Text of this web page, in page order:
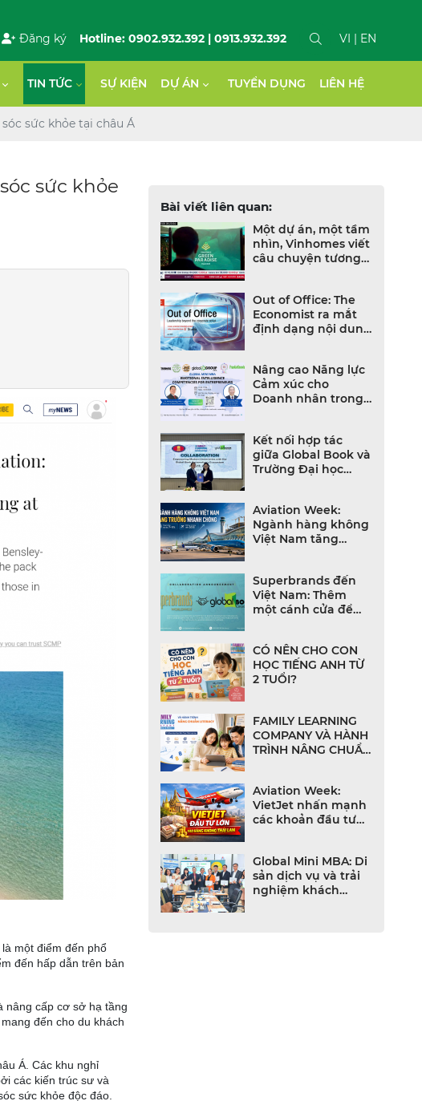
Đăng ký Hotline: 0902.932.392 | 0913.932.392 VI | EN
TIN TỨC SỰ KIỆN DỰ ÁN TUYỂN DỤNG LIÊN HỆ
sức khỏe tại châu Á
sức khỏe
một điểm đến phổ
đến hấp dẫn trên bản
nâng cấp cơ sở hạ tầng
đến cho du khách
Á. Các khu nghỉ
các kiến trúc sư và
sức khỏe độc đáo.
Bài viết liên quan:
Một dự án, một tầm
nhìn, Vinhomes viết
câu chuyện tương
Out of Office: The
Economist ra mắt
định dạng nội dung
Nâng cao Năng lực
Cảm xúc cho
Doanh nhân trong
Kết nối hợp tác
giữa Global Book và
Trường Đại học
Aviation Week:
Ngành hàng không
Việt Nam tăng
bùng nổ
Superbrands đến
Việt Nam: Thêm
một cánh cửa để
CÓ NÊN CHO CON
HỌC TIẾNG ANH TỪ
2 TUỔI?
FAMILY LEARNING
COMPANY VÀ HÀNH
TRÌNH NÂNG CHUẨN
TRƯỜNG VIỆT NAM
Aviation Week:
VietJet nhấn mạnh
các khoản đầu tư
Lan
Global Mini MBA: Di
sản dịch vụ và trải
nghiệm khách